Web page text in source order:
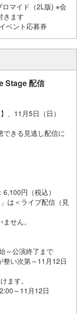
マイド（2L版) ※会
きます
ベント応募券
Stage 配信
、11月5日（日）
きる見逃し配信に
円（税込）
は＜ライブ配信（見
せん。
～公演終了まで
整い次第～11月12日
ます。
～11月12日